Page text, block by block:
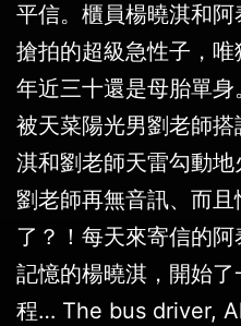
平信。櫃員楊曉淇和
搶拍的超級急性子，唯
年近三十還是母胎單
被天菜陽光男劉老師
淇和劉老師天雷勾動地
劉老師再無音訊、而
了？！每天來寄信的
記憶的楊曉淇，開始
程… The bus driver,